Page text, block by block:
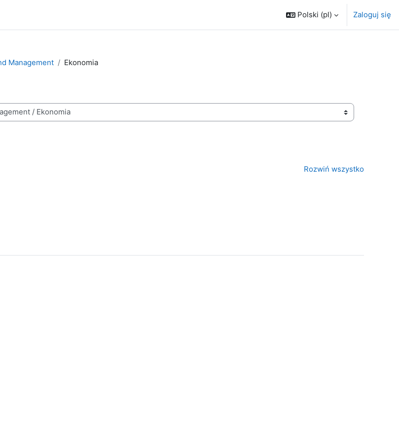
Polski ‎(pl)‎ Zaloguj się
Management Ekonomia
Rozwiń wszystko